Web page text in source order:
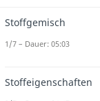
Stoffgemisch
1/7 – Dauer: 05:03
Stoffeigenschaften